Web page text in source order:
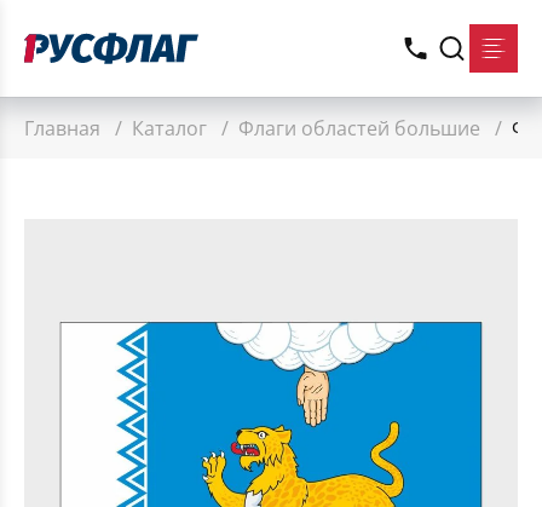
Главная / Каталог / Флаги областей большие /